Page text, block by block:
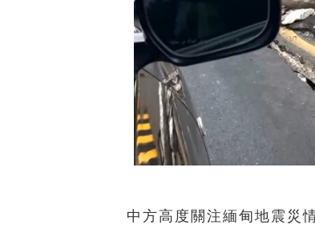
中方高度關注緬甸地震災